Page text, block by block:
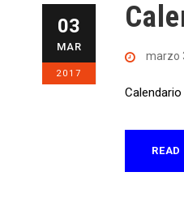
03
MAR
2017
marzo
READ